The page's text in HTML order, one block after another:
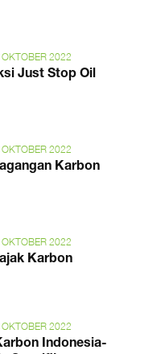
2022
Just Stop Oil
2022
Karbon
2022
Karbon
2022
Indonesia-